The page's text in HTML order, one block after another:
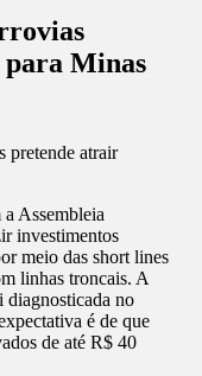
Minas
Assembleia
investimentos
meio das short lines
linhas troncais. A
diagnosticada no
é de que
de até R$ 40